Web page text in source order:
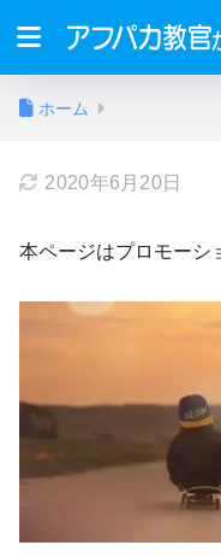
ホーム
2020年6月20日
本ページはプロモーシ